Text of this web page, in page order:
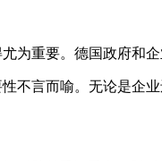
为重要。德国政府和
不言而喻。无论是企